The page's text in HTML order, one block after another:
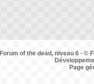
Forum of the dead, niveau 6 - ©
Page